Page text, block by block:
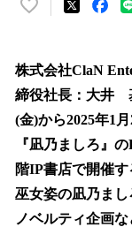
い
！
数
を
読
み
込
中
で
株式会社ClaN
締役社⻑：⼤井
(金)から2025年1
『凪乃ましろ』
階IP書店で開催す
巫女姿の凪乃まし
ノベルティ企画